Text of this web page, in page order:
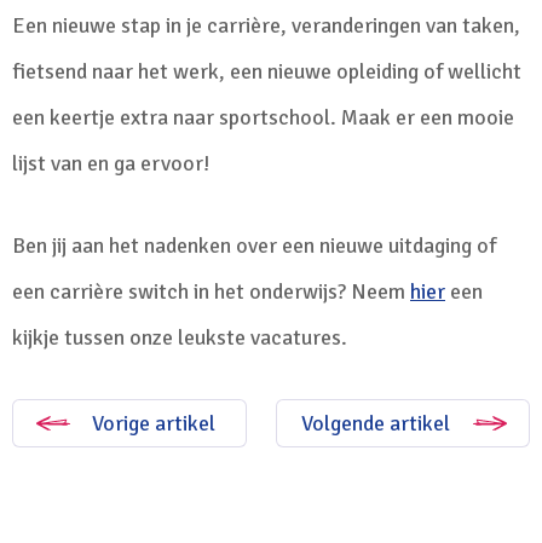
Een nieuwe stap in je carrière, veranderingen van taken,
fietsend naar het werk, een nieuwe opleiding of wellicht
een keertje extra naar sportschool. Maak er een mooie
lijst van en ga ervoor!
Ben jij aan het nadenken over een nieuwe uitdaging of
een carrière switch in het onderwijs? Neem hier een
kijkje tussen onze leukste vacatures.
Vorige artikel Volgende artikel